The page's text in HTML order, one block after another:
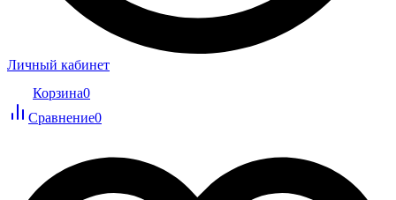
Личный кабинет
Корзина0
Сравнение0